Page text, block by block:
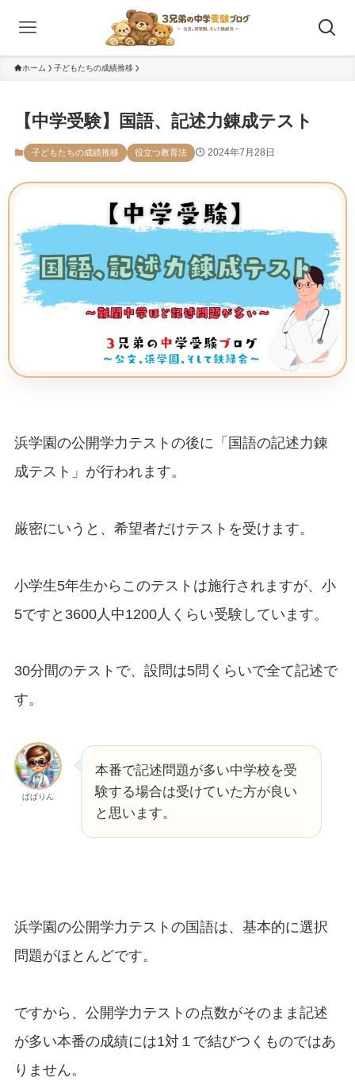
ホーム 子どもたちの成績推移
【中学受験】国語、記述力錬成テスト
子どもたちの成績推移 役立つ教育法 2024年7月28日
浜学園の公開学力テストの後に「国語の記述力錬
成テスト」が行われます。
厳密にいうと、希望者だけテストを受けます。
小学生5年生からこのテストは施行されますが、小
5ですと3600人中1200人くらい受験しています。
30分間のテストで、設問は5問くらいで全て記述で
す。
ぱぱりん
本番で記述問題が多い中学校を受
験する場合は受けていた方が良い
と思います。
浜学園の公開学力テストの国語は、基本的に選択
問題がほとんどです。
ですから、公開学力テストの点数がそのまま記述
が多い本番の成績には1対１で結びつくものではあ
りません。